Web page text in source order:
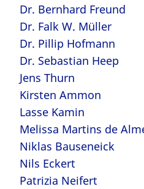
Dr. Bernhard Freund
Dr. Falk W. Müller
Dr. Pillip Hofmann
Dr. Sebastian Heep
Jens Thurn
Kirsten Ammon
Lasse Kamin
Melissa Martins de
Niklas Bauseneick
Nils Eckert
Patrizia Neifert